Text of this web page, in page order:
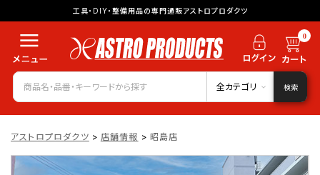
工具・DIY・整備用品の専門通販アストロプロダクツ
0
全カテゴリ 検索
アストロプロダクツ > 店舗情報 > 昭島店